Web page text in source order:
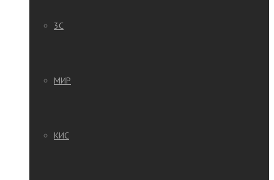
3C
МИР
КИС